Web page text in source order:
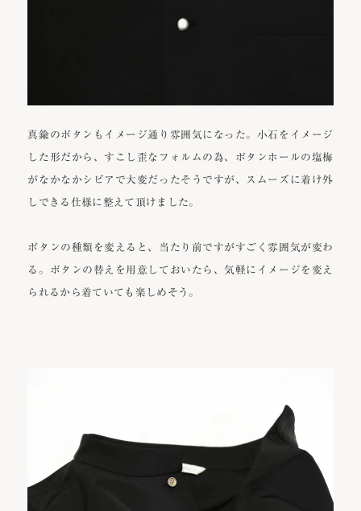
真鍮のボタンもイメージ通り雰囲気になった。小石をイメージ
した形だから、すこし歪なフォルムの為、ボタンホールの塩梅
がなかなかシビアで大変だったそうですが、スムーズに着け外
しできる仕様に整えて頂けました。
ボタンの種類を変えると、当たり前ですがすごく雰囲気が変わ
る。ボタンの替えを用意しておいたら、気軽にイメージを変え
られるから着ていても楽しめそう。